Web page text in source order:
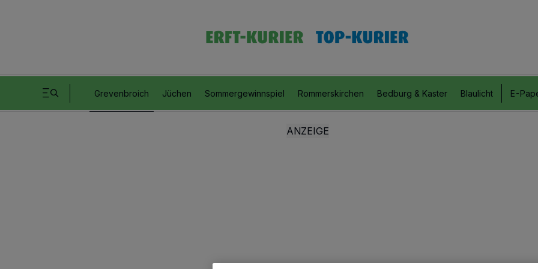
Grevenbroich Jüchen Sommergewinnspiel Rommerskirchen Bedburg & Kaster Blaulicht E-